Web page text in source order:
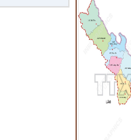
1/NQ-
Nghị
quy
1/500
Giáo
( Khu
Giáo;
Giáo;
lượt